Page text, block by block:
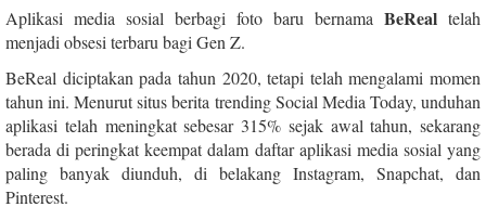
Aplikasi media sosial berbagi foto baru bernama BeReal telah
menjadi obsesi terbaru bagi Gen Z.
BeReal diciptakan pada tahun 2020, tetapi telah mengalami momen
tahun ini. Menurut situs berita trending Social Media Today, unduhan
aplikasi telah meningkat sebesar 315% sejak awal tahun, sekarang
berada di peringkat keempat dalam daftar aplikasi media sosial yang
paling banyak diunduh, di belakang Instagram, Snapchat, dan
Pinterest.